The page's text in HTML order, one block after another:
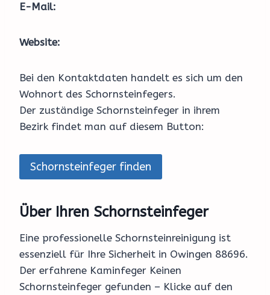
E-Mail:
Website:
Bei den Kontaktdaten handelt es sich um den
Wohnort des Schornsteinfegers.
Der zuständige Schornsteinfeger in ihrem
Bezirk findet man auf diesem Button:
Schornsteinfeger finden
Über Ihren Schornsteinfeger
Eine professionelle Schornsteinreinigung ist
essenziell für Ihre Sicherheit in Owingen 88696.
Der erfahrene Kaminfeger Keinen
Schornsteinfeger gefunden – Klicke auf den